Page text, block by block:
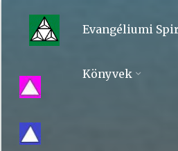
content
Evangéliumi
Evangéliumi
Könyvek